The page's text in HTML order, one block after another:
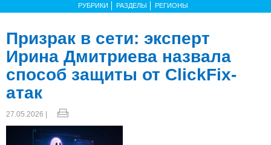
РУБРИКИ РАЗДЕЛЫ РЕГИОНЫ
Призрак в сети: эксперт
Ирина Дмитриева назвала
способ защиты от ClickFix-
атак
27.05.2026 |